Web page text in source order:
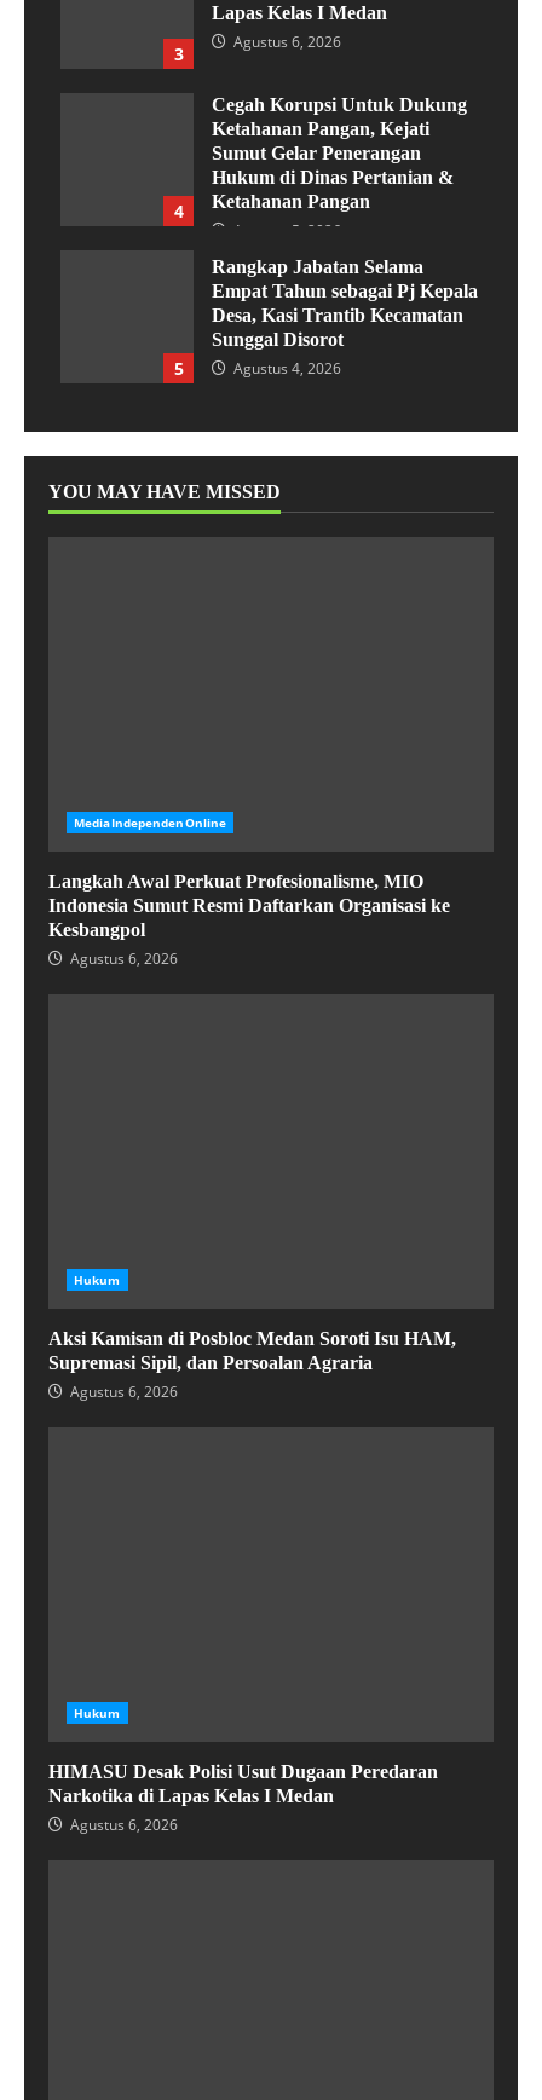
3
Lapas Kelas I Medan
Agustus 6, 2026
4
Cegah Korupsi Untuk Dukung
Ketahanan Pangan, Kejati
Sumut Gelar Penerangan
Hukum di Dinas Pertanian &
Ketahanan Pangan
Agustus 5, 2026
5
Rangkap Jabatan Selama
Empat Tahun sebagai Pj Kepala
Desa, Kasi Trantib Kecamatan
Sunggal Disorot
Agustus 4, 2026
YOU MAY HAVE MISSED
MediaIndependenOnline
Langkah Awal Perkuat Profesionalisme, MIO
Indonesia Sumut Resmi Daftarkan Organisasi ke
Kesbangpol
Agustus 6, 2026
Hukum
Aksi Kamisan di Posbloc Medan Soroti Isu HAM,
Supremasi Sipil, dan Persoalan Agraria
Agustus 6, 2026
Hukum
HIMASU Desak Polisi Usut Dugaan Peredaran
Narkotika di Lapas Kelas I Medan
Agustus 6, 2026